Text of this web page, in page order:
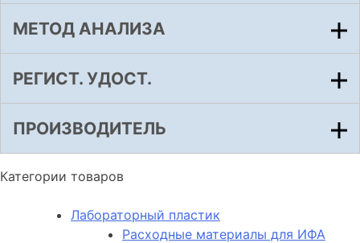
МЕТОД АНАЛИЗА
РЕГИСТ. УДОСТ.
ПРОИЗВОДИТЕЛЬ
Категории товаров
Лабораторный пластик
Расходные материалы для ИФА